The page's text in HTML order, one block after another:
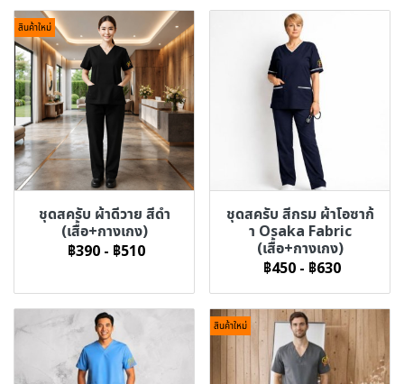
สินค้าใหม่
ชุดสครับ ผ้าดีวาย สีดำ
(เสื้อ+กางเกง)
฿390 - ฿510
ชุดสครับ สีกรม ผ้าโอซาก้
า Osaka Fabric
(เสื้อ+กางเกง)
฿450 - ฿630
สินค้าใหม่